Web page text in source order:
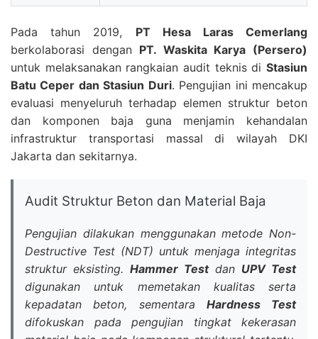
Pada tahun 2019, PT Hesa Laras Cemerlang
berkolaborasi dengan PT. Waskita Karya (Persero)
untuk melaksanakan rangkaian audit teknis di Stasiun
Batu Ceper dan Stasiun Duri. Pengujian ini mencakup
evaluasi menyeluruh terhadap elemen struktur beton
dan komponen baja guna menjamin kehandalan
infrastruktur transportasi massal di wilayah DKI
Jakarta dan sekitarnya.
Audit Struktur Beton dan Material Baja
Pengujian dilakukan menggunakan metode Non-
Destructive Test (NDT) untuk menjaga integritas
struktur eksisting. Hammer Testdan UPV Test
digunakan untuk memetakan kualitas serta
kepadatan beton, sementara Hardness Test
difokuskan pada pengujian tingkat kekerasan